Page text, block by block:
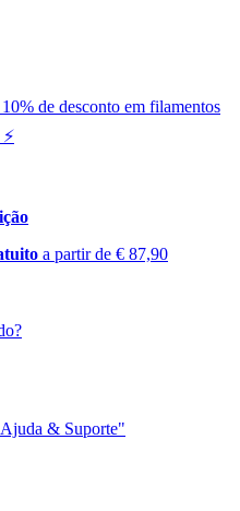
de desconto em filamentos
a partir de € 87,90
& Suporte"